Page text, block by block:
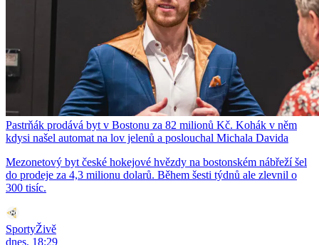
Pastrňák prodává byt v Bostonu za 82 milionů Kč. Kohák v něm
kdysi našel automat na lov jelenů a poslouchal Michala Davida
Mezonetový byt české hokejové hvězdy na bostonském nábřeží šel
do prodeje za 4,3 milionu dolarů. Během šesti týdnů ale zlevnil o
300 tisíc.
SportyŽivě
dnes, 18:29